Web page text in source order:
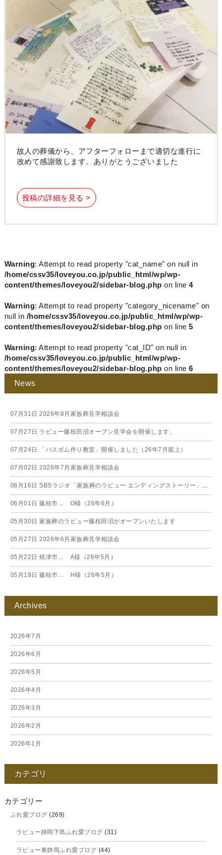
故人の葬儀から、アフターフォローまで適切な進行に
改めて感謝致します。ありがとうございました
投稿の詳細を見る >
Warning: Attempt to read property "cat_name" on null in
/home/cssv35/loveyou.co.jp/public_html/wp/wp-
content/themes/loveyou2/sidebar-blog.php on line4
Warning: Attempt to read property "category_nicename" on
null in /home/cssv35/loveyou.co.jp/public_html/wp/wp-
content/themes/loveyou2/sidebar-blog.php on line5
Warning: Attempt to read property "cat_ID" on null in
/home/cssv35/loveyou.co.jp/public_html/wp/wp-
content/themes/loveyou2/sidebar-blog.php on line6
News
07月31日 2026年8月家族葬見学相談会
07月27日 ラビュー藤枝田沼オープン見学会を開催します。
07月24日 「バスボム作り教室」開催しました（26年7月籠上）
07月02日 2026年7月家族葬見学相談会
06月16日 SBSラジオ「家族葬のラビュー エンディングストーリー」に弊社スタッフが出演いたしました（26年6月）
06月01日 藤枝市… O様（26年6月）
05月30日 家族葬のラビュー藤枝田沼がオープンいたします
05月27日 2026年6月家族葬見学相談会
05月22日 焼津市… A様（26年5月）
05月19日 藤枝市… H様（26年5月）
Archives
2026年7月
2026年6月
2026年5月
2026年4月
2026年3月
2026年2月
2026年1月
2025年11月
2025年10月
2025年9月
2025年8月
2025年7月
カテゴリ
カテゴリー
ふれ愛ブログ (269)
ラビュー静岡下島ふれ愛ブログ (31)
ラビュー東静岡ふれ愛ブログ (44)